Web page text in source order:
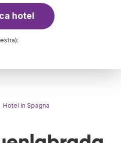
hotel
Hotel in Spagna